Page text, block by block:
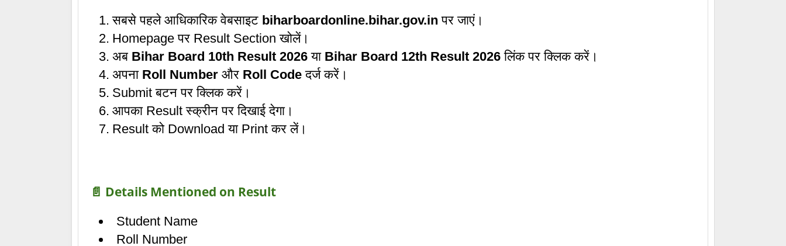
सबसे पहले आधिकारिक वेबसाइट biharboardonline.bihar.gov.in पर जाएं।
Homepage पर Result Section खोलें।
अब Bihar Board 10th Result 2026 या Bihar Board 12th Result 2026 लिंक पर क्लिक करें।
अपना Roll Number और Roll Code दर्ज करें।
Submit बटन पर क्लिक करें।
आपका Result स्क्रीन पर दिखाई देगा।
Result को Download या Print कर लें।
📄 Details Mentioned on Result
Student Name
Roll Number